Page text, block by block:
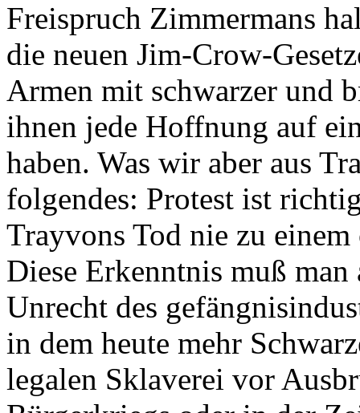
Freispruch Zimmermans
die neuen Jim-Crow-
Armen mit schwarzer und
ihnen jede Hoffnung auf
haben. Was wir aber aus
folgendes: Protest ist
Trayvons Tod nie zu
Diese Erkenntnis muß man
Unrecht des
in dem heute mehr
legalen Sklaverei vor